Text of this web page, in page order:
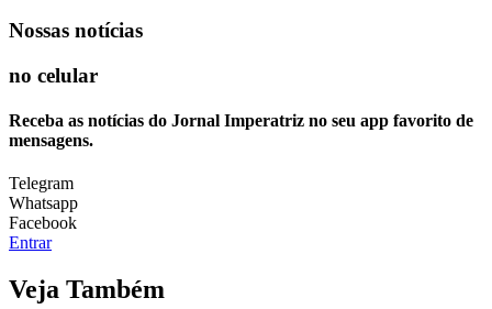
Nossas notícias
no celular
Receba as notícias do Jornal Imperatriz no seu app favorito de
mensagens.
Telegram
Whatsapp
Facebook
Entrar
Veja Também